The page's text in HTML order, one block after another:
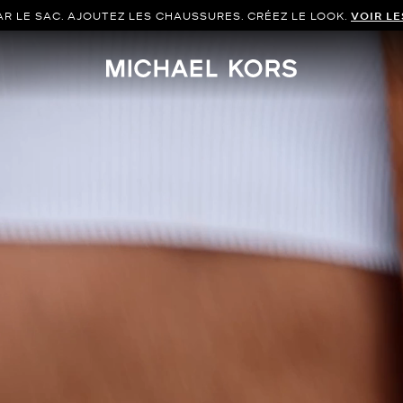
LE SAC. AJOUTEZ LES CHAUSSURES. CRÉEZ LE LOOK. VOIR